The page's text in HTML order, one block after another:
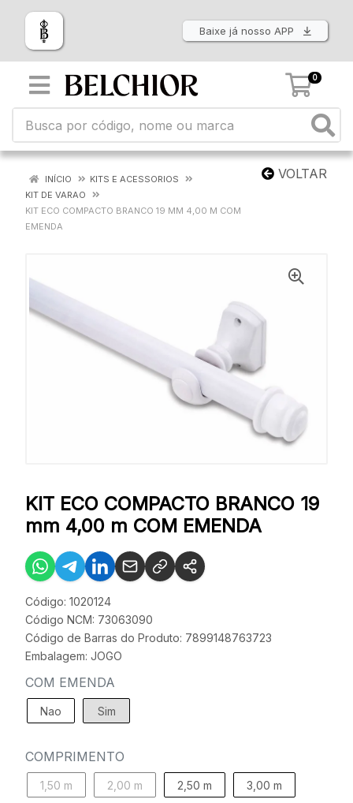
Baixe já nosso APP
0
VOLTAR
INÍCIO
KITS E ACESSORIOS
KIT DE VARAO
KIT ECO COMPACTO BRANCO 19 MM 4,00 M COM
EMENDA
KIT ECO COMPACTO BRANCO 19
mm 4,00 m COM EMENDA
Código: 1020124
Código NCM: 73063090
Código de Barras do Produto: 7899148763723
Embalagem: JOGO
COM EMENDA
Nao Sim
COMPRIMENTO
1,50 m 2,00 m 2,50 m 3,00 m